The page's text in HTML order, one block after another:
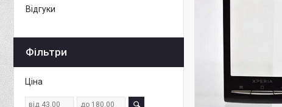
Відгуки
Фільтри
Ціна